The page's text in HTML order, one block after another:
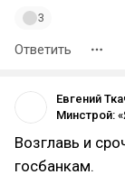
3
Ответить
Евгений
Возглавь и
госбанкам.